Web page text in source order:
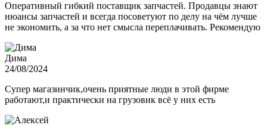
Оперативный гибкий поставщик запчастей. Продавцы знают
нюансы запчастей и всегда посоветуют по делу на чём лучше
не экономить, а за что нет смысла переплачивать. Рекомендую
Дима
24/08/2024
Супер магазинчик,очень приятные люди в этой фирме
работают,и практически на грузовик всё у них есть